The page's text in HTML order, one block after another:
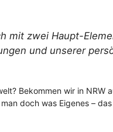
mit zwei Haupt-
und unserer
Bekommen wir in NRW
doch was Eigenes –